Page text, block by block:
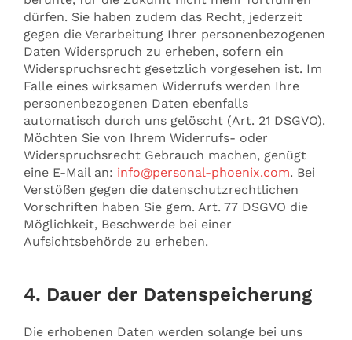
dürfen. Sie haben zudem das Recht, jederzeit
gegen die Verarbeitung Ihrer personenbezogenen
Daten Widerspruch zu erheben, sofern ein
Widerspruchsrecht gesetzlich vorgesehen ist. Im
Falle eines wirksamen Widerrufs werden Ihre
personenbezogenen Daten ebenfalls
automatisch durch uns gelöscht (Art. 21 DSGVO).
Möchten Sie von Ihrem Widerrufs- oder
Widerspruchsrecht Gebrauch machen, genügt
eine E-Mail an: info@personal-phoenix.com. Bei
Verstößen gegen die datenschutzrechtlichen
Vorschriften haben Sie gem. Art. 77 DSGVO die
Möglichkeit, Beschwerde bei einer
Aufsichtsbehörde zu erheben.
4. Dauer der Datenspeicherung
Die erhobenen Daten werden solange bei uns